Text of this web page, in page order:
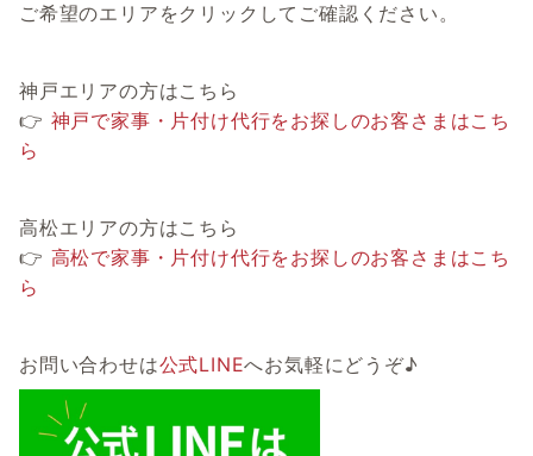
ご希望のエリアをクリックしてご確認ください。
神戸エリアの方はこちら
👉 神戸で家事・片付け代行をお探しのお客さまはこち
ら
高松エリアの方はこちら
👉 高松で家事・片付け代行をお探しのお客さまはこち
ら
お問い合わせは公式LINEへお気軽にどうぞ♪